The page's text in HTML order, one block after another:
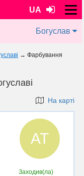
UA
Богуслав
→ Фарбування
На карті
АТ
Заходив(ла)